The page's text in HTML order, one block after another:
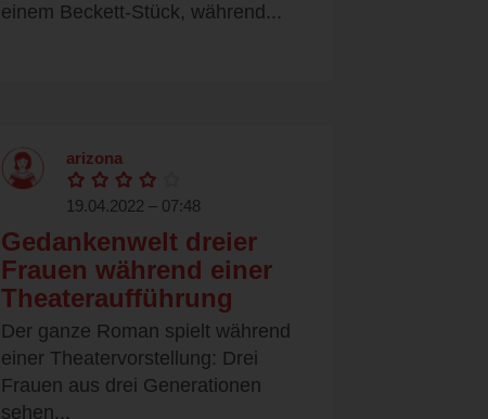
einem Beckett-Stück, während...
arizona
19.04.2022 – 07:48
Gedankenwelt dreier
Frauen während einer
Theateraufführung
Der ganze Roman spielt während
einer Theatervorstellung: Drei
Frauen aus drei Generationen
sehen...